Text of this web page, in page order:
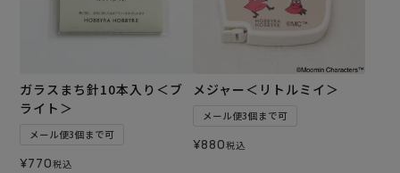
ガラスまち針10本入り＜ブ
ライト＞
メール便3個まで可
¥770税込
メジャー＜リトルミイ＞
メール便3個まで可
¥880税込